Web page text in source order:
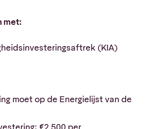
met:
(KIA)
moet op de Energielijst van de
€2.500 per